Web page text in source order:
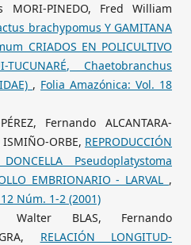
MORI-PINEDO, Fred William
brachypomus Y GAMITANA
CRIADOS EN POLICULTIVO
Chaetobranchus
, Folia Amazónica: Vol. 18
Fernando ALCANTARA-
ISMIÑO-ORBE, REPRODUCCIÓN
Pseudoplatystoma
EMBRIONARIO - LARVAL ,
Núm. 1-2 (2001)
Walter BLAS, Fernando
RELACIÓN LONGITUD-